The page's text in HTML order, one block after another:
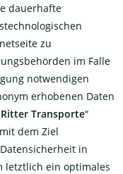
dauerhafte
zu
im Falle
notwendigen
erhobenen Daten
Ritter Transporte“
dem Ziel
in
letztlich ein optimales